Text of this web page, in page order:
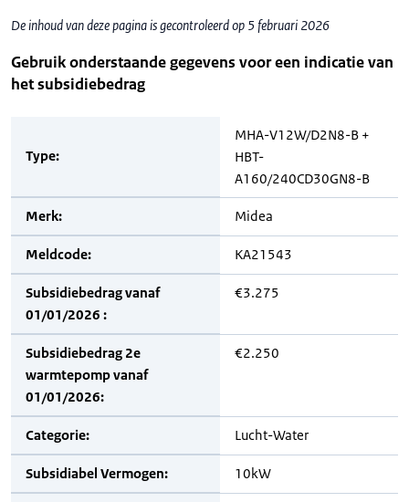
De inhoud van deze pagina is gecontroleerd op 5 februari 2026
Gebruik onderstaande gegevens voor een indicatie van
het subsidiebedrag
Type:
MHA-V12W/D2N8-B +
HBT-
A160/240CD30GN8-B
Merk: Midea
Meldcode: KA21543
Subsidiebedrag vanaf
01/01/2026 :
€3.275
Subsidiebedrag 2e
warmtepomp vanaf
01/01/2026:
€2.250
Categorie: Lucht-Water
Subsidiabel Vermogen: 10kW